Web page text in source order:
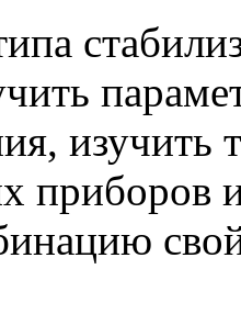
приборов